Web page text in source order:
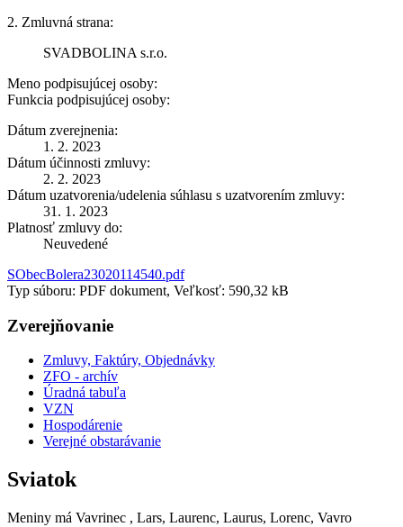
2. Zmluvná strana:
SVADBOLINA s.r.o.
Meno podpisujúcej osoby:
Funkcia podpisujúcej osoby:
Dátum zverejnenia:
1. 2. 2023
Dátum účinnosti zmluvy:
2. 2. 2023
Dátum uzatvorenia/udelenia súhlasu s uzatvorením zmluvy:
31. 1. 2023
Platnosť zmluvy do:
Neuvedené
SObecBolera23020114540.pdf
Typ súboru: PDF dokument, Veľkosť: 590,32 kB
Zverejňovanie
Zmluvy, Faktúry, Objednávky
ZFO - archív
Úradná tabuľa
VZN
Hospodárenie
Verejné obstarávanie
Sviatok
Meniny má Vavrinec , Lars, Laurenc, Laurus, Lorenc, Vavro